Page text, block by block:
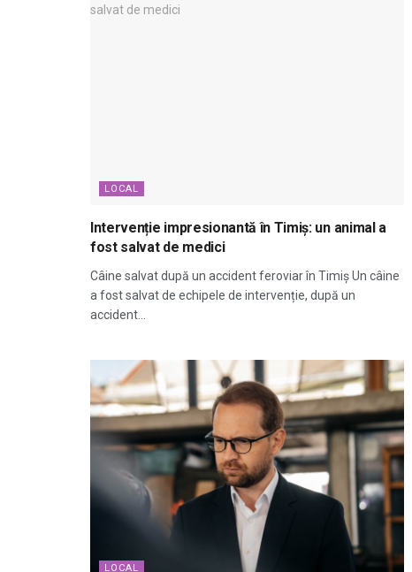
LOCAL
Intervenție impresionantă în Timiș: un animal a
fost salvat de medici
Câine salvat după un accident feroviar în Timiș Un câine
a fost salvat de echipele de intervenție, după un
accident...
LOCAL